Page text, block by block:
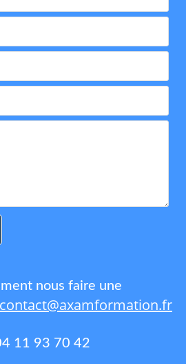
nous faire une
contact@axamformation.fr
11 93 70 42